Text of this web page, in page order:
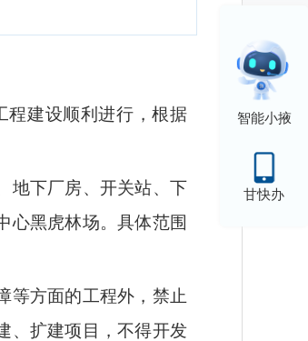
智能小掖
甘快办
程建设顺利进行，根据
地下厂房、开关站、下
心黑虎林场。具体范围
等方面的工程外，禁止
、扩建项目，不得开发